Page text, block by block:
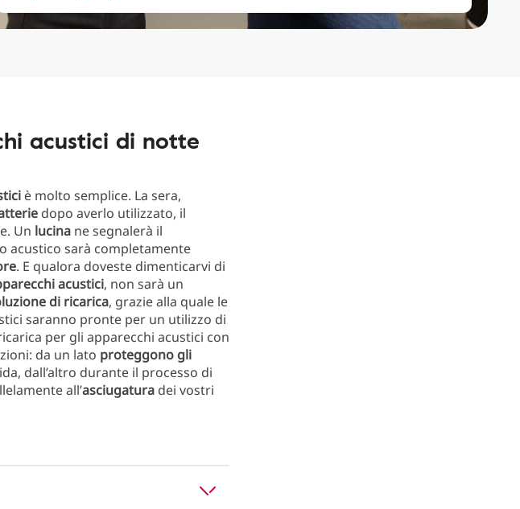
acustici di notte
è molto semplice. La sera,
dopo averlo utilizzato, il
Un lucina ne segnalerà il
acustico sarà completamente
. E qualora doveste dimenticarvi di
acustici, non sarà un
di ricarica, grazie alla quale le
saranno pronte per un utilizzo di
per gli apparecchi acustici con
da un lato proteggono gli
dall’altro durante il processo di
all’asciugatura dei vostri